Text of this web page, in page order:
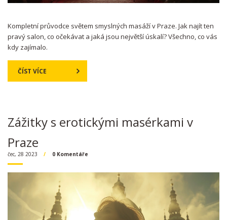
Kompletní průvodce světem smyslných masáží v Praze. Jak najít ten
pravý salon, co očekávat a jaká jsou největší úskalí? Všechno, co vás
kdy zajímalo.
ČÍST VÍCE
Zážitky s erotickými masérkami v
Praze
čec, 28 2023 0 Komentáře